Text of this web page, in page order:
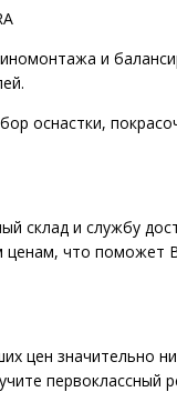
и
оснастки,
склад и службу
ценам, что поможет
цен значительно
первоклассный